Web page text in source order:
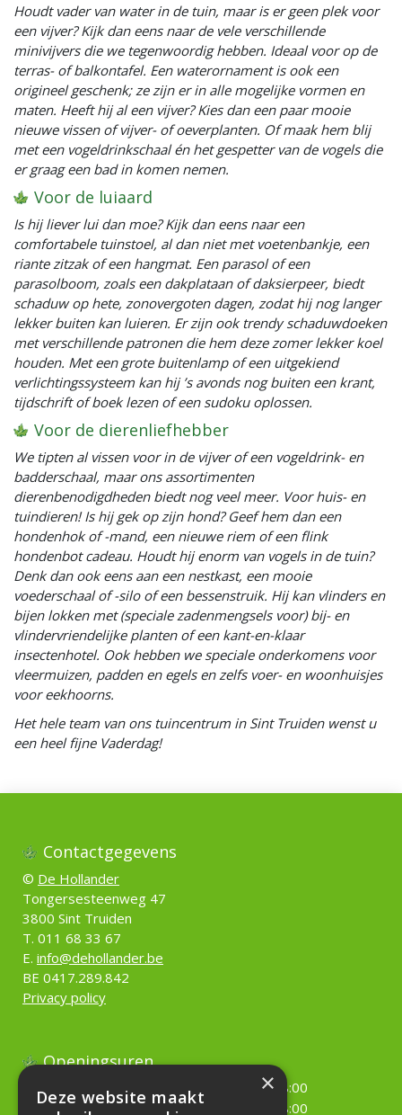
Houdt vader van water in de tuin, maar is er geen plek voor
een vijver? Kijk dan eens naar de vele verschillende
minivijvers die we tegenwoordig hebben. Ideaal voor op de
terras- of balkontafel. Een waterornament is ook een
origineel geschenk; ze zijn er in alle mogelijke vormen en
maten. Heeft hij al een vijver? Kies dan een paar mooie
nieuwe vissen of vijver- of oeverplanten. Of maak hem blij
met een vogeldrinkschaal én het gespetter van de vogels die
er graag een bad in komen nemen.
Voor de luiaard
Is hij liever lui dan moe? Kijk dan eens naar een
comfortabele tuinstoel, al dan niet met voetenbankje, een
riante zitzak of een hangmat. Een parasol of een
parasolboom, zoals een dakplataan of daksierpeer, biedt
schaduw op hete, zonovergoten dagen, zodat hij nog langer
lekker buiten kan luieren. Er zijn ook trendy schaduwdoeken
met verschillende patronen die hem deze zomer lekker koel
houden. Met een grote buitenlamp of een uitgekiend
verlichtingssysteem kan hij ’s avonds nog buiten een krant,
tijdschrift of boek lezen of een sudoku oplossen.
Voor de dierenliefhebber
We tipten al vissen voor in de vijver of een vogeldrink- en
badderschaal, maar ons assortimenten
dierenbenodigdheden biedt nog veel meer. Voor huis- en
tuindieren! Is hij gek op zijn hond? Geef hem dan een
hondenhok of -mand, een nieuwe riem of een flink
hondenbot cadeau. Houdt hij enorm van vogels in de tuin?
Denk dan ook eens aan een nestkast, een mooie
voederschaal of -silo of een bessenstruik. Hij kan vlinders en
bijen lokken met (speciale zadenmengsels voor) bij- en
vlindervriendelijke planten of een kant-en-klaar
insectenhotel. Ook hebben we speciale onderkomens voor
vleermuizen, padden en egels en zelfs voer- en woonhuisjes
voor eekhoorns.
Het hele team van ons tuincentrum in Sint Truiden wenst u
een heel fijne Vaderdag!
Contactgegevens
© De Hollander
Tongersesteenweg 47
3800 Sint Truiden
T. 011 68 33 67
E. info@dehollander.be
BE 0417.289.842
Privacy policy
Openingsuren
09:00 - 18:00
Dinsdag
09:00 - 18:00
×
Deze website maakt